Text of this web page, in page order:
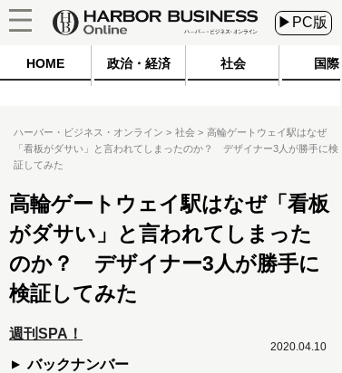
▶PC版
HOME 政治・経済 社会 国際
ハーバー・ビジネス・オンライン 社会
高輪ゲートウェイ駅はなぜ
「看板がダサい」と言われてしまったのか？ デザイナー3人が勝手に検
証してみた
高輪ゲートウェイ駅はなぜ「看板
がダサい」と言われてしまった
のか？ デザイナー3人が勝手に
検証してみた
週刊SPA！
バックナンバー
2020.04.10